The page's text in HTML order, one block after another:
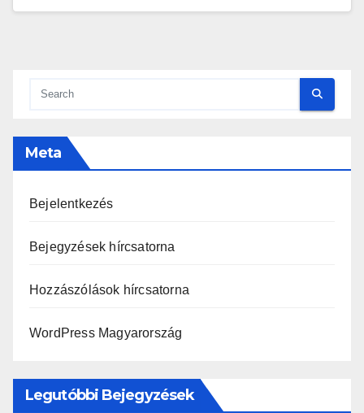
Meta
Bejelentkezés
Bejegyzések hírcsatorna
Hozzászólások hírcsatorna
WordPress Magyarország
Legutóbbi Bejegyzések